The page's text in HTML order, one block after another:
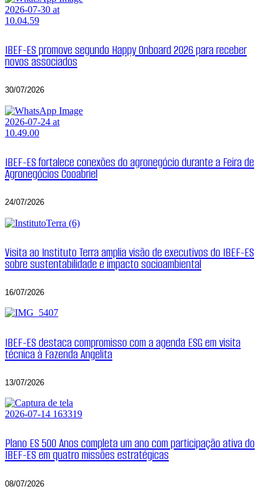
IBEF-ES promove segundo Happy Onboard 2026 para receber
novos associados
30/07/2026
IBEF-ES fortalece conexões do agronegócio durante a Feira de
Agronegócios Cooabriel
24/07/2026
Visita ao Instituto Terra amplia visão de executivos do IBEF-ES
sobre sustentabilidade e impacto socioambiental
16/07/2026
IBEF-ES destaca compromisso com a agenda ESG em visita
técnica à Fazenda Angelita
13/07/2026
Plano ES 500 Anos completa um ano com participação ativa do
IBEF-ES em quatro missões estratégicas
08/07/2026